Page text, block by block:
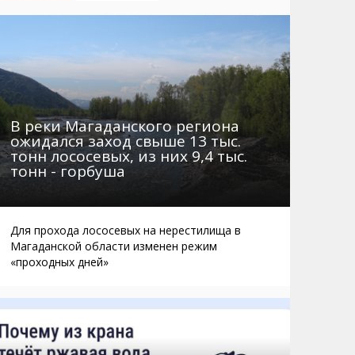
Автобусы Магадан – Аэропорт
Таблица приливов отливов
Не мусорить
Браконьеры
В реки Магаданского региона
ожидался заход свыше 13 тыс.
тонн лососевых, из них 9,4 тыс.
тонн - горбуша
Для прохода лососевых на нерестилища в
Магаданской области изменен режим
«проходных дней»